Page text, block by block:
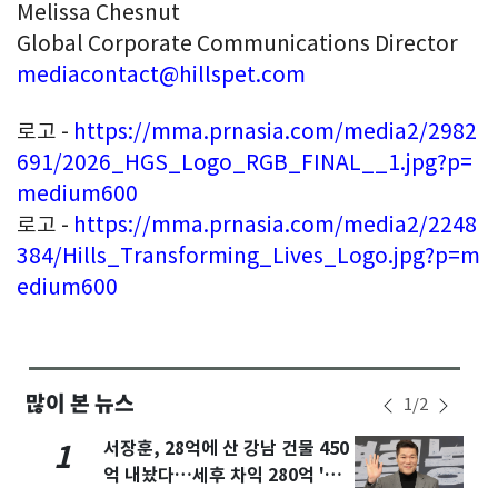
Melissa Chesnut
Global Corporate Communications Director
mediacontact@hillspet.com
로고 - https://mma.prnasia.com/media2/2982
691/2026_HGS_Logo_RGB_FINAL__1.jpg?p=
medium600
로고 - https://mma.prnasia.com/media2/2248
384/Hills_Transforming_Lives_Logo.jpg?p=m
edium600
많이 본 뉴스 1/2
1
서장훈, 28억에 산 강남 건물 450
억 내놨다…세후 차익 280억 '잭